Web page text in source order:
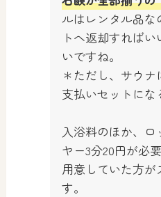
ルはレンタル品な
トへ返却すれば
いですね。
＊ただし、サウ
支払いセットに
入浴料のほか、ロ
ヤー3分20円が必
用意していた方
す。